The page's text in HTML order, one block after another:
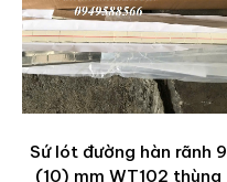
Sứ lót đường hàn rãnh 9
(10) mm WT102 thùng